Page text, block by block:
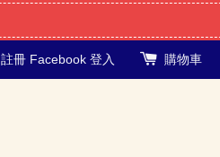
註冊 Facebook 登入 購物車